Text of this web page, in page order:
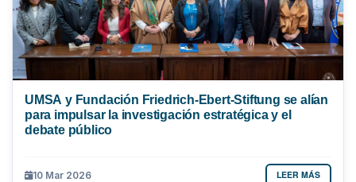
UMSA y Fundación Friedrich-Ebert-Stiftung se alían
para impulsar la investigación estratégica y el
debate público
10 Mar 2026 LEER MÁS